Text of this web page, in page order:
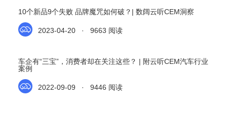
10个新品9个失败 品牌魔咒如何破？| 数阔云听CEM洞察
2023-04-20 · 9663 阅读
车企有“三宝”，消费者却在关注这些？ | 附云听CEM汽车行业
案例
2022-09-09 · 9446 阅读